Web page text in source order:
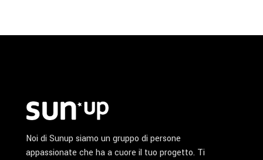
Noi di Sunup siamo un gruppo di persone
appassionate che ha a cuore il tuo progetto. Ti